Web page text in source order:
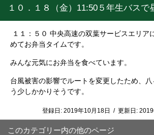
１０．１８（金）11:50５年生バスで
１１：５０ 中央高速の双葉サービスエリア
めてお弁当タイムです。
みんな元気にお弁当を食べています。
台風被害の影響でルートを変更したため、
う少しかかりそうです。
登録日: 2019年10月18日 / 更新日:
このカテゴリー内の他のページ